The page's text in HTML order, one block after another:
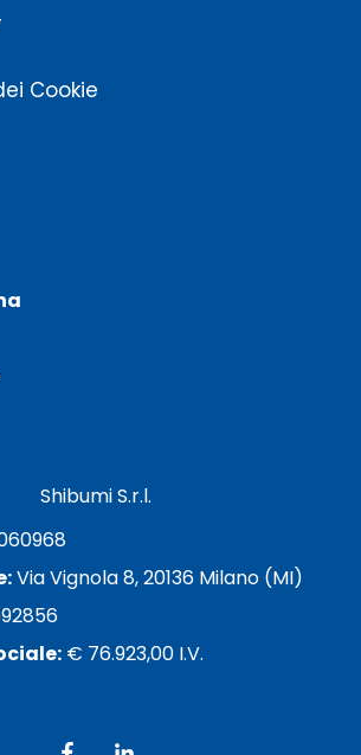
Shibumi S.r.l.
Via Vignola 8, 20136 Milano (MI)
€ 76.923,00 I.V.
Cookie